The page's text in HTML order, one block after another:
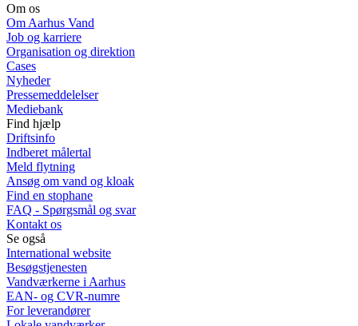
Om os
Om Aarhus Vand
Job og karriere
Organisation og direktion
Cases
Nyheder
Pressemeddelelser
Mediebank
Find hjælp
Driftsinfo
Indberet målertal
Meld flytning
Ansøg om vand og kloak
Find en stophane
FAQ - Spørgsmål og svar
Kontakt os
Se også
International website
Besøgstjenesten
Vandværkerne i Aarhus
EAN- og CVR-numre
For leverandører